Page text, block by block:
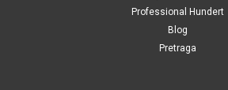
Professional Hundert
Blog
Pretraga